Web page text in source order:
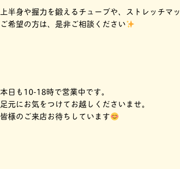
上半身や握力を鍛えるチューブや、ストレッチマ
ご希望の方は、是非ご相談ください
本日も10-18時で営業中です。
足元にお気をつけてお越しくださいませ。
皆様のご来店お待ちしています